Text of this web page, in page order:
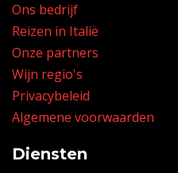
Ons bedrijf
Reizen in Italië
Onze partners
Wijn regio's
Privacybeleid
Algemene voorwaarden
Diensten